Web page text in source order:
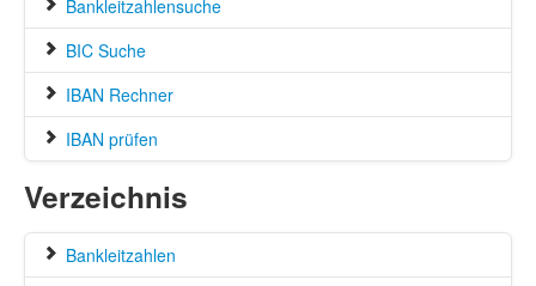
Bankleitzahlensuche
BIC Suche
IBAN Rechner
IBAN prüfen
Verzeichnis
Bankleitzahlen